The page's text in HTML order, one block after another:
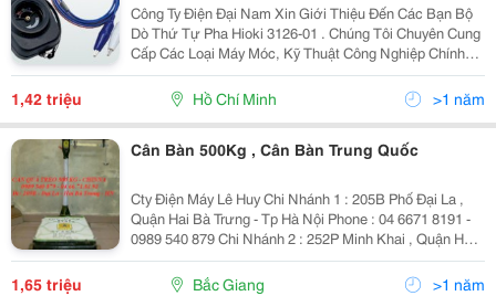
Công Ty Điện Đại Nam Xin Giới Thiệu Đến Các Bạn Bộ
Dò Thứ Tự Pha Hioki 3126-01 . Chúng Tôi Chuyên Cung
Cấp Các Loại Máy Móc, Kỹ Thuật Công Nghiệp Chính
Hãng, Giá Cả Ưu Đãi, Đảm Bảo Uy Tín Chất Lượng Trên
Thị Trường Hiện Nay. Khi Mua Sản Phẩm
1,42 triệu Hồ Chí Minh >1 năm
Cân Bàn 500Kg , Cân Bàn Trung Quốc
Cty Điện Máy Lê Huy Chi Nhánh 1 : 205B Phố Đại La ,
Quận Hai Bà Trưng - Tp Hà Nội Phone : 04 6671 8191 -
0989 540 879 Chi Nhánh 2 : 252P Minh Khai , Quận Hai
Bà Trưng , Tp Hà Nội Phone: 04 66583 555 - 0984 615
319 Email: Sieuthid
1,65 triệu Bắc Giang >1 năm